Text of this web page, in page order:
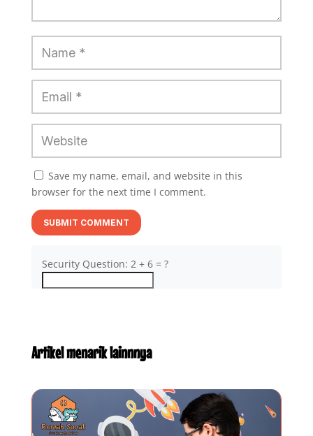
Save my name, email, and website in this
browser for the next time I comment.
SUBMIT COMMENT
Security Question: 2 + 6 = ?
Artikel menarik lainnnya